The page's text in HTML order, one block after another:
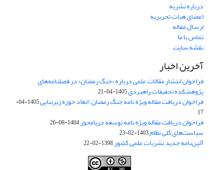
درباره نشریه
اعضای هیات تحریریه
ارسال مقاله
تماس با ما
نقشه سایت
آخرین اخبار
فراخوان انتشار مقالات علمی درباره «جنگ رمضان» در فصلنامه‌های
پژوهشکده تحقیقات راهبردی1405-04-21
فراخوان دریافت مقاله ویژه نامه جنگ رمضان؛ ابعاد حوزه زیربنایی
1405-04-
17
فراخوان دریافت مقاله ویژه نامه توسعه دریامحور1404-08-26
سیاست‌های کلی نظام1403-02-23
آئین‌نامه جدید نشریات علمی کشور1398-02-22